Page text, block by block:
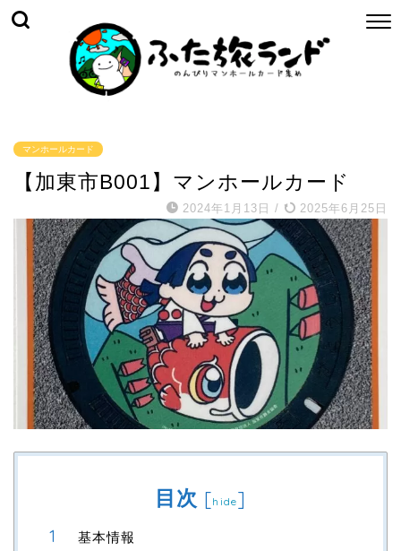
マンホールカード
【加東市B001】マンホールカード
2024年1月13日 / 2025年6月25日
目次 [hide]
基本情報